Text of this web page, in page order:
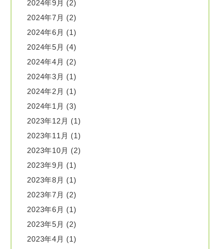
2024年9月 (2)
2024年7月 (2)
2024年6月 (1)
2024年5月 (4)
2024年4月 (2)
2024年3月 (1)
2024年2月 (1)
2024年1月 (3)
2023年12月 (1)
2023年11月 (1)
2023年10月 (2)
2023年9月 (1)
2023年8月 (1)
2023年7月 (2)
2023年6月 (1)
2023年5月 (2)
2023年4月 (1)